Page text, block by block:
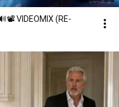
VIDEOMIX (RE-